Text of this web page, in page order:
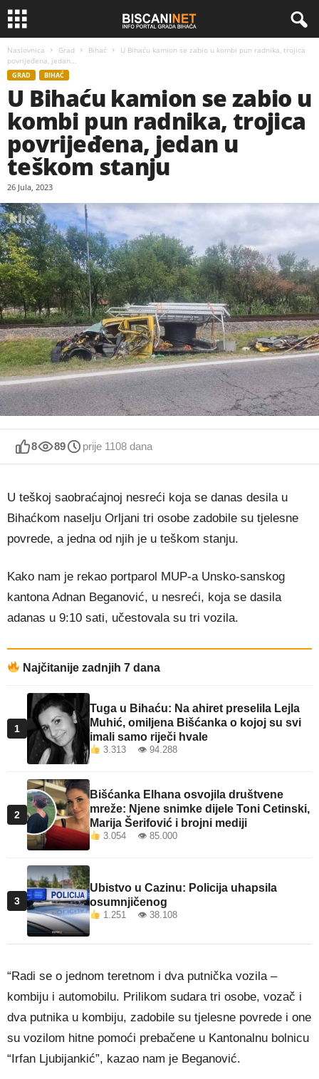
Naslovnica Grad Bihać
U Bihaću kamion se zabio u kombi pun radnika, trojica
povrijeđena, jedan...
GRAD BIHAĆ
U Bihaću kamion se zabio u
kombi pun radnika, trojica
povrijeđena, jedan u
teškom stanju
26 Jula, 2023
8 89 prije 1108 dana
U teškoj saobraćajnoj nesreći koja se danas desila u
Bihaćkom naselju Orljani tri osobe zadobile su tjelesne
povrede, a jedna od njih je u teškom stanju.
Kako nam je rekao portparol MUP-a Unsko-sanskog
kantona Adnan Beganović, u nesreći, koja se dasila
adanas u 9:10 sati, učestovala su tri vozila.
Najčitanije zadnjih 7 dana
1
Tuga u Bihaću: Na ahiret preselila Lejla
Muhić, omiljena Bišćanka o kojoj su svi
imali samo riječi hvale
3.313 👁 94.288
2
Bišćanka Elhana osvojila društvene
mreže: Njene snimke dijele Toni Cetinski,
Marija Šerifović i brojni mediji
3.054 👁 85.000
3
Ubistvo u Cazinu: Policija uhapsila
osumnjičenog
1.251 👁 38.108
“Radi se o jednom teretnom i dva putnička vozila –
kombiju i automobilu. Prilikom sudara tri osobe, vozač i
dva putnika u kombiju, zadobile su tjelesne povrede i one
su vozilom hitne pomoći prebačene u Kantonalnu bolnicu
“Irfan Ljubijankić”, kazao nam je Beganović.